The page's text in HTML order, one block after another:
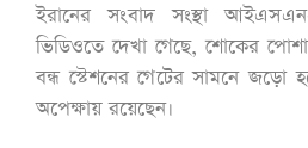
ইরানের সংবাদ সংস্থা
ভিডিওতে দেখা গেছে, শোকের
বন্ধ স্টেশনের গেটের সামনে জড়ো
অপেক্ষায় রয়েছেন।